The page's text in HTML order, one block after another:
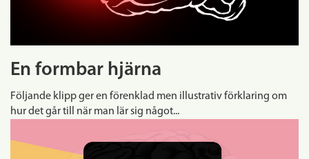
En formbar hjärna
Följande klipp ger en förenklad men illustrativ förklaring om
hur det går till när man lär sig något...